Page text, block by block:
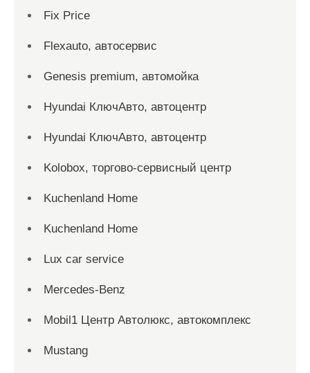
Fix Price
Flexauto, автосервис
Genesis premium, автомойка
Hyundai КлючАвто, автоцентр
Hyundai КлючАвто, автоцентр
Kolobox, торгово-сервисный центр
Kuchenland Home
Kuchenland Home
Lux car service
Mercedes-Benz
Mobil1 Центр Автолюкс, автокомплекс
Mustang